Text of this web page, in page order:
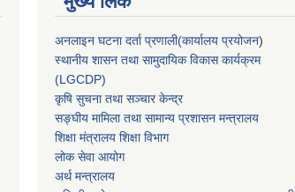
अनलाइन घटना दर्ता प्रणाली(कार्यालय प्रयोजन)
स्थानीय शासन तथा सामुदायिक विकास कार्यक्रम
(LGCDP)
कृषि सुचना तथा सञ्चार केन्द्र
सङ्घीय मामिला तथा सामान्य प्रशासन मन्त्रालय
शिक्षा मंत्रालय शिक्षा विभाग
लोक सेवा आयोग
अर्थ मन्त्रालय